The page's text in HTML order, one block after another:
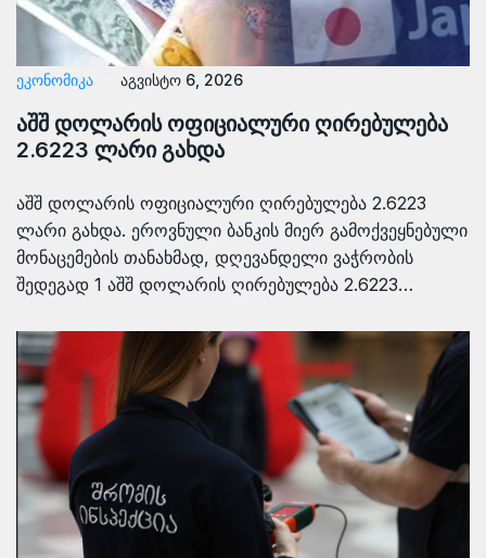
ᲔᲙᲝᲜᲝᲛᲘᲙᲐ აგვისტო 6, 2026
აშშ დოლარის ოფიციალური ღირებულება
2.6223 ლარი გახდა
აშშ დოლარის ოფიციალური ღირებულება 2.6223
ლარი გახდა. ეროვნული ბანკის მიერ გამოქვეყნებული
მონაცემების თანახმად, დღევანდელი ვაჭრობის
შედეგად 1 აშშ დოლარის ღირებულება 2.6223…